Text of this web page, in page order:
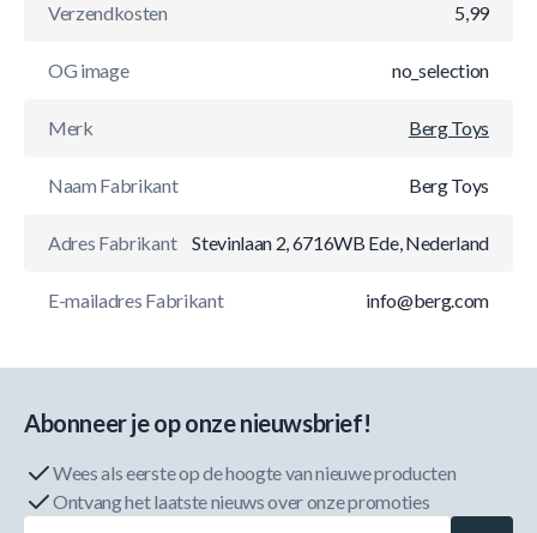
Verzendkosten 5,99
OG image no_selection
Merk Berg Toys
Naam Fabrikant Berg Toys
Adres Fabrikant Stevinlaan 2, 6716WB Ede, Nederland
E-mailadres Fabrikant info@berg.com
Abonneer je op onze nieuwsbrief!
Wees als eerste op de hoogte van nieuwe producten
Ontvang het laatste nieuws over onze promoties